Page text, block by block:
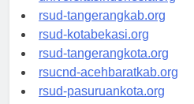
universitasindonesia.org
rsud-tangerangkab.org
rsud-kotabekasi.org
rsud-tangerangkota.org
rsucnd-acehbaratkab.org